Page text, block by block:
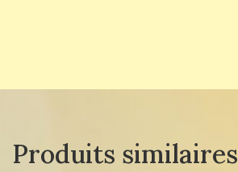
Produits similaires